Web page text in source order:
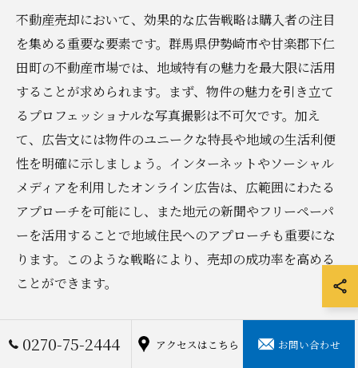
不動産売却において、効果的な広告戦略は購入者の注目
を集める重要な要素です。群馬県伊勢崎市や甘楽郡下仁
田町の不動産市場では、地域特有の魅力を最大限に活用
することが求められます。まず、物件の魅力を引き立て
るプロフェッショナルな写真撮影は不可欠です。加え
て、広告文には物件のユニークな特長や地域の生活利便
性を明確に示しましょう。インターネットやソーシャル
メディアを利用したオンライン広告は、広範囲にわたる
アプローチを可能にし、また地元の新聞やフリーペーパ
ーを活用することで地域住民へのアプローチも重要にな
ります。このような戦略により、売却の成功率を高める
ことができます。
0270-75-2444 アクセスはこちら お問い合わせ